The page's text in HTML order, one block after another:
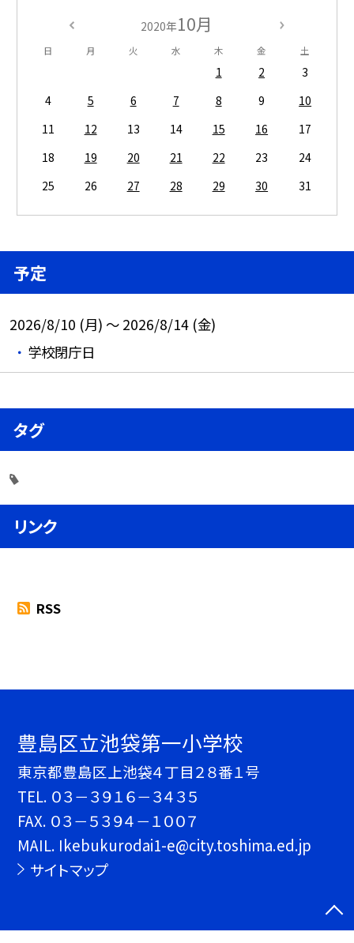
2020年10月
日 月 火 水 木 金 土
1 2
3
4
5 6 7 8 9
10
11
12 13 14 15 16
17
18
19 20 21 22 23
24
25
26 27 28 29 30 31
予定
2026/8/10 (月) ～ 2026/8/14 (金)
学校閉庁日
タグ
リンク
RSS
豊島区立池袋第一小学校
東京都豊島区上池袋４丁目２８番１号
TEL. ０３－３９１６－３４３５
FAX. ０３－５３９４－１００７
MAIL. Ikebukurodai1-e@city.toshima.ed.jp
サイトマップ